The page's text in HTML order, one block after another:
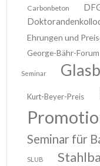
Carbonbeton
Ehrungen und
George-Bähr-Forum
Seminar
Kurt-Beyer-Preis
Seminar für
SLUB